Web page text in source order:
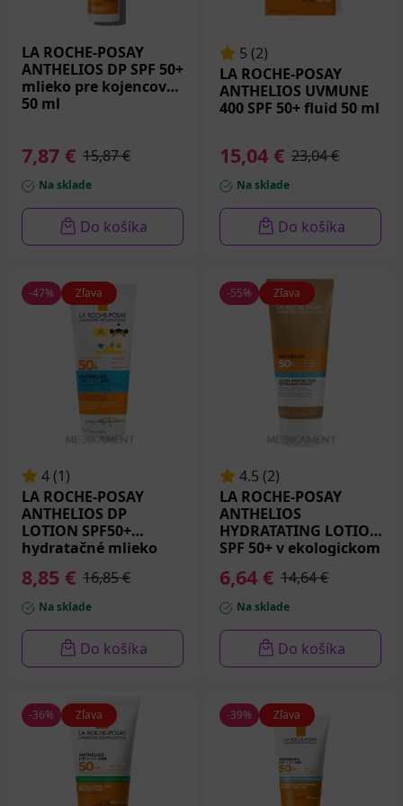
Ochranný krém s tónovacím efektom
pre veľmi citlivú alebo reaktívnu pleť. Zjednocuje
tón pleti a zároveň poskytuje širokospektrálnu
ochranu.
Anthelios Hydrating Cream SPF 50+
Výživný opaľovací krém pre suchú až veľmi suchú
pokožku, s hydratačnými zložkami a upokojujúcou
termálnou vodou La Roche-Posay.
LA ROCHE-POSAY
ANTHELIOS DP SPF 50+
mlieko pre kojencov
50 ml
7,87 € 15,87 €
Na sklade
Do košíka
5 (2)
LA ROCHE-POSAY
ANTHELIOS UVMUNE
400 SPF 50+ fluid 50 ml
15,04 € 23,04 €
Na sklade
Do košíka
-47% Zľava
4 (1)
LA ROCHE-POSAY
ANTHELIOS DP
LOTION SPF50+
hydratačné mlieko
8,85 € 16,85 €
Na sklade
Do košíka
-55% Zľava
4.5 (2)
LA ROCHE-POSAY
ANTHELIOS
HYDRATATING LOTION
SPF 50+ v ekologickom
6,64 € 14,64 €
Na sklade
Do košíka
-36% Zľava -39% Zľava